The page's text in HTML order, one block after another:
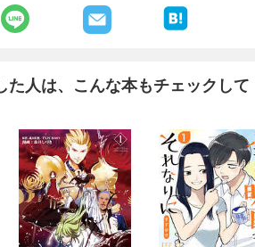
た人は、こんな本もチェックして